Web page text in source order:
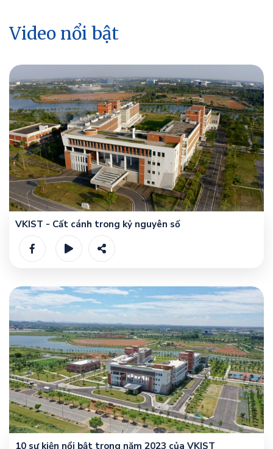
Video nổi bật
VKIST - Cất cánh trong kỷ nguyên số
10 sự kiện nổi bật trong năm 2023 của VKIST